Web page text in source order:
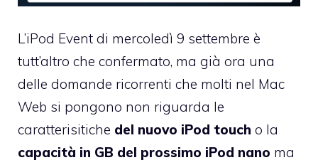
L’iPod Event di mercoledì 9 settembre è
tutt’altro che confermato, ma già ora una
delle domande ricorrenti che molti nel Mac
Web si pongono non riguarda le
caratterisitiche del nuovo iPod touch o la
capacità in GB del prossimo iPod nano ma